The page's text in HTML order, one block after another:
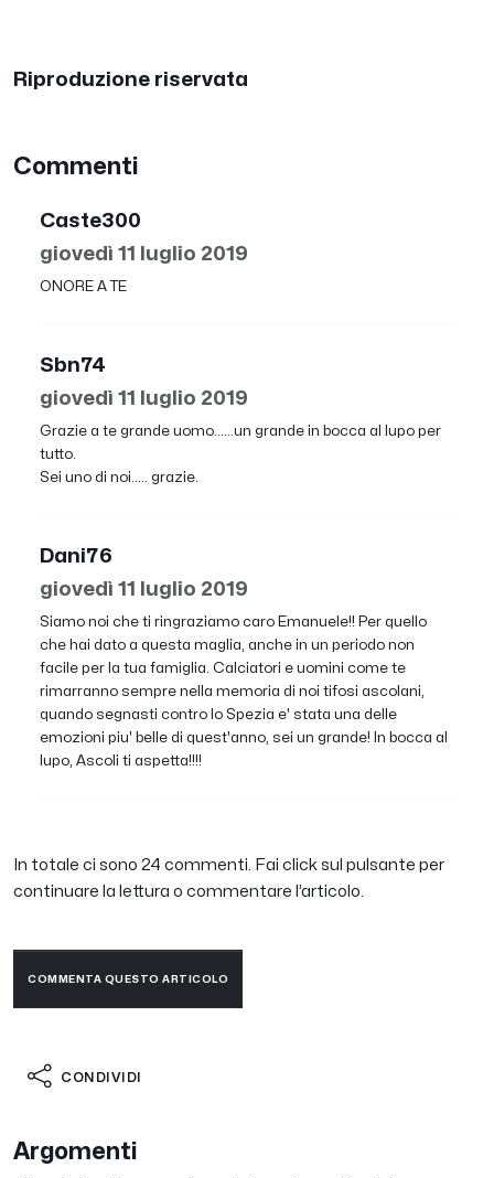
Riproduzione riservata
Commenti
Caste300
giovedì 11 luglio 2019
ONORE A TE
Sbn74
giovedì 11 luglio 2019
Grazie a te grande uomo......un grande in bocca al lupo per
tutto.
Sei uno di noi..... grazie.
Dani76
giovedì 11 luglio 2019
Siamo noi che ti ringraziamo caro Emanuele!! Per quello
che hai dato a questa maglia, anche in un periodo non
facile per la tua famiglia. Calciatori e uomini come te
rimarranno sempre nella memoria di noi tifosi ascolani,
quando segnasti contro lo Spezia e' stata una delle
emozioni piu' belle di quest'anno, sei un grande! In bocca al
lupo, Ascoli ti aspetta!!!!
In totale ci sono 24 commenti. Fai click sul pulsante per
continuare la lettura o commentare l’articolo.
COMMENTA QUESTO ARTICOLO
CONDIVIDI
Argomenti